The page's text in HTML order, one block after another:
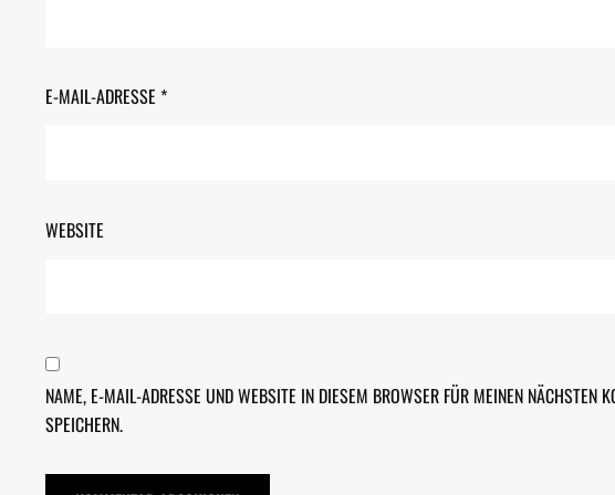
E-MAIL-ADRESSE *
WEBSITE
NAME, E-MAIL-ADRESSE UND WEBSITE IN DIESEM BROWSER FÜR MEINEN NÄCHSTEN
SPEICHERN.